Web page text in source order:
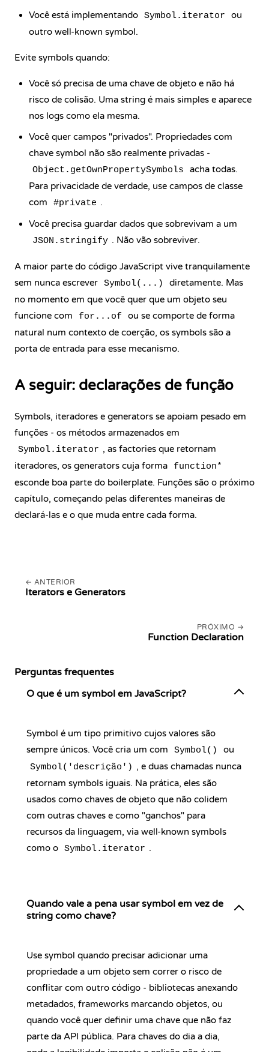
Você está implementando Symbol.iterator
ou
outro well-known symbol.
Evite symbols quando:
Você só precisa de uma chave de objeto e não há
risco de colisão. Uma string é mais simples e aparece
nos logs como ela mesma.
Você quer campos "privados". Propriedades com
chave symbol não são realmente privadas -
Object.getOwnPropertySymbols
acha todas.
Para privacidade de verdade, use campos de classe
com
#private .
Você precisa guardar dados que sobrevivam a um
JSON.stringify . Não vão sobreviver.
A maior parte do código JavaScript vive tranquilamente
sem nunca escrever Symbol(...)
diretamente. Mas
no momento em que você quer que um objeto seu
funcione com
for...of
ou se comporte de forma
natural num contexto de coerção, os symbols são a
porta de entrada para esse mecanismo.
A seguir: declarações de função
Symbols, iteradores e generators se apoiam pesado em
funções - os métodos armazenados em
Symbol.iterator , as factories que retornam
iteradores, os generators cuja forma
function*
esconde boa parte do boilerplate. Funções são o próximo
capítulo, começando pelas diferentes maneiras de
declará-las e o que muda entre cada forma.
ANTERIOR
Iterators e Generators
PRÓXIMO
Function Declaration
Perguntas frequentes
O que é um symbol em JavaScript?
Symbol é um tipo primitivo cujos valores são
sempre únicos. Você cria um com
Symbol() ou
Symbol('descrição') , e duas chamadas nunca
retornam symbols iguais. Na prática, eles são
usados como chaves de objeto que não colidem
com outras chaves e como "ganchos" para
recursos da linguagem, via well-known symbols
como o Symbol.iterator .
Quando vale a pena usar symbol em vez de
string como chave?
Use symbol quando precisar adicionar uma
propriedade a um objeto sem correr o risco de
conflitar com outro código - bibliotecas anexando
metadados, frameworks marcando objetos, ou
quando você quer definir uma chave que não faz
parte da API pública. Para chaves do dia a dia,